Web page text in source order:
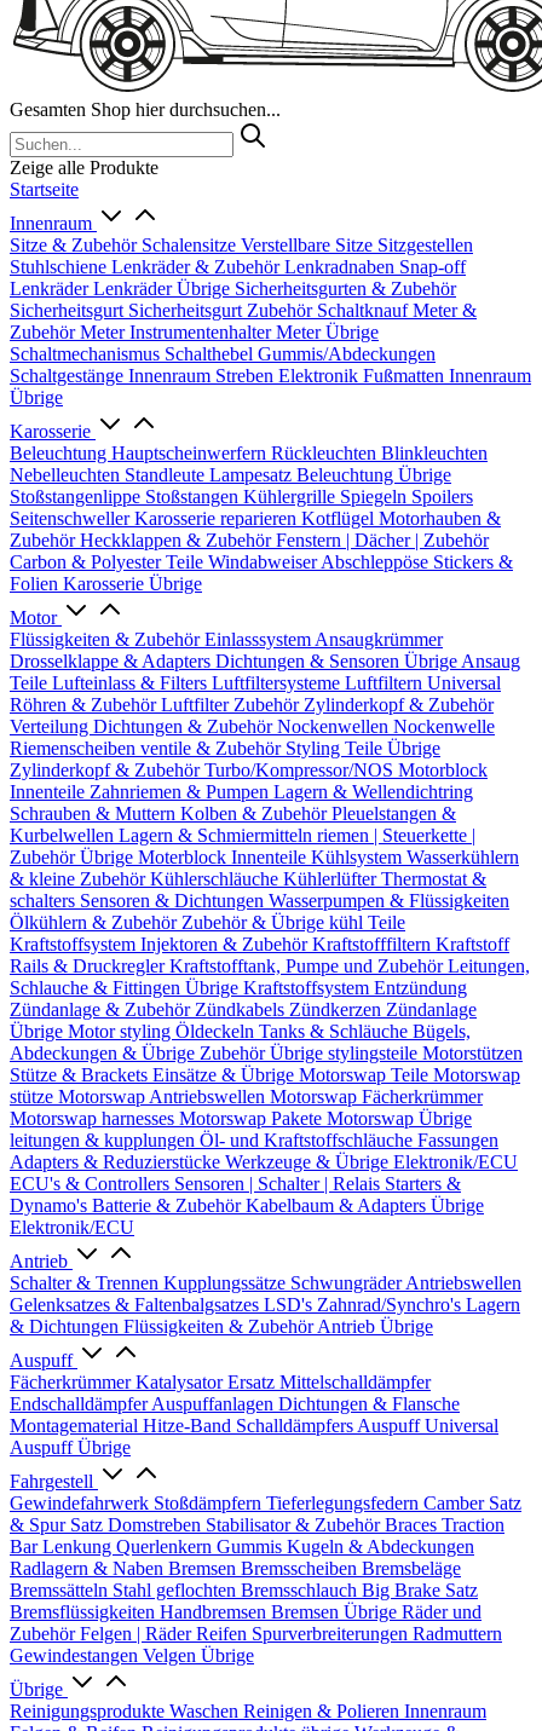
Gesamten Shop hier durchsuchen...
Zeige alle Produkte
Startseite
Innenraum
Sitze & Zubehör Schalensitze Verstellbare Sitze Sitzgestellen
Stuhlschiene Lenkräder & ZubehörLenkradnaben Snap-off
LenkräderLenkräder Übrige Sicherheitsgurten & Zubehör
Sicherheitsgurt Sicherheitsgurt Zubehör SchaltknaufMeter &
ZubehörMeterInstrumentenhalterMeter Übrige
Schaltmechanismus Schalthebel Gummis/Abdeckungen
Schaltgestänge Innenraum Streben Elektronik Fußmatten Innenraum
Übrige
Karosserie
Beleuchtung Hauptscheinwerfern Rückleuchten Blinkleuchten
Nebelleuchten Standleute Lampesatz Beleuchtung Übrige
Stoßstangenlippe Stoßstangen Kühlergrille Spiegeln Spoilers
SeitenschwellerKarosserie reparieren Kotflügel Motorhauben &
ZubehörHeckklappen & ZubehörFenstern | Dächer | Zubehör
Carbon & Polyester Teile WindabweiserAbschleppöse Stickers &
Folien Karosserie Übrige
Motor
Flüssigkeiten & ZubehörEinlasssystem Ansaugkrümmer
Drosselklappe & Adapters Dichtungen & Sensoren Übrige Ansaug
Teile Lufteinlass & Filters Luftfiltersysteme Luftfiltern Universal
Röhren & ZubehörLuftfilter Zubehör Zylinderkopf & Zubehör
Verteilung Dichtungen & ZubehörNockenwellen Nockenwelle
Riemenscheiben ventile & Zubehör Styling Teile Übrige
Zylinderkopf & ZubehörTurbo/Kompressor/NOS Motorblock
Innenteile Zahnriemen & Pumpen Lagern & Wellendichtring
Schrauben & Muttern Kolben & ZubehörPleuelstangen &
Kurbelwellen Lagern & Schmiermitteln riemen | Steuerkette |
ZubehörÜbrige Moterblock Innenteile Kühlsystem Wasserkühlern
& kleine ZubehörKühlerschläuche KühlerlüfterThermostat &
schalters Sensoren & Dichtungen Wasserpumpen & Flüssigkeiten
Ölkühlern & Zubehör Zubehör & Übrige kühl Teile
Kraftstoffsystem Injektoren & ZubehörKraftstofffiltern Kraftstoff
Rails & DruckreglerKraftstofftank, Pumpe und ZubehörLeitungen,
Schlauche & Fittingen Übrige Kraftstoffsystem Entzündung
Zündanlage & Zubehör Zündkabels Zündkerzen Zündanlage
Übrige Motor styling Öldeckeln Tanks & Schläuche Bügels,
Abdeckungen & Übrige ZubehörÜbrige stylingsteile Motorstützen
Stütze & Brackets Einsätze & Übrige Motorswap Teile Motorswap
stütze Motorswap Antriebswellen Motorswap Fächerkrümmer
Motorswap harnesses Motorswap Pakete Motorswap Übrige
leitungen & kupplungen Öl- und Kraftstoffschläuche Fassungen
Adapters & Reduzierstücke Werkzeuge & Übrige Elektronik/ECU
ECU's & Controllers Sensoren | Schalter | Relais Starters &
Dynamo's Batterie & ZubehörKabelbaum & Adapters Übrige
Elektronik/ECU
Antrieb
Schalter & Trennen Kupplungssätze SchwungräderAntriebswellen
Gelenksatzes & Faltenbalgsatzes LSD's Zahnrad/Synchro's Lagern
& Dichtungen Flüssigkeiten & ZubehörAntrieb Übrige
Auspuff
FächerkrümmerKatalysator Ersatz Mittelschalldämpfer
EndschalldämpferAuspuffanlagen Dichtungen & Flansche
Montagematerial Hitze-Band Schalldämpfers Auspuff Universal
Auspuff Übrige
Fahrgestell
Gewindefahrwerk Stoßdämpfern Tieferlegungsfedern Camber Satz
& Spur Satz Domstreben Stabilisator & ZubehörBraces Traction
BarLenkung Querlenkern Gummis Kugeln & Abdeckungen
Radlagern & Naben Bremsen Bremsscheiben Bremsbeläge
Bremssätteln Stahl geflochten Bremsschlauch Big Brake Satz
Bremsflüssigkeiten Handbremsen Bremsen Übrige Räder und
ZubehörFelgen | RäderReifen Spurverbreiterungen Radmuttern
Gewindestangen Velgen Übrige
Übrige
Reinigungsprodukte Waschen Reinigen & Polieren Innenraum